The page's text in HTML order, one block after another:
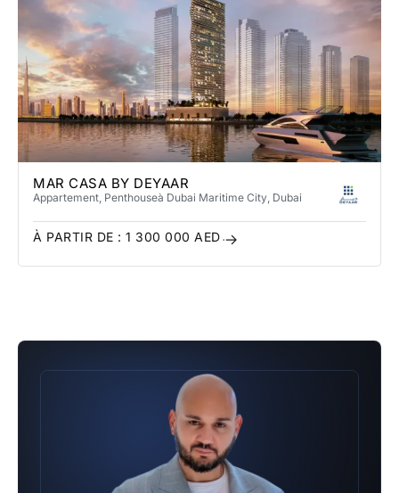
MAR CASA BY DEYAAR
Appartement, Penthouseà Dubai Maritime City , Dubai
À PARTIR DE : 1 300 000 AED